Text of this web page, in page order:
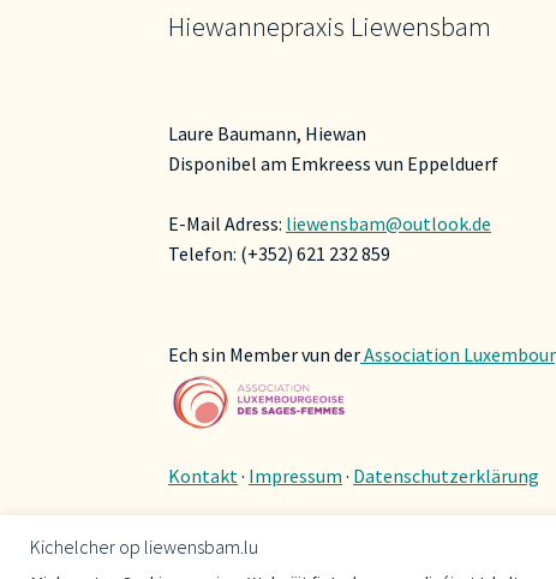
Hiewannepraxis Liewensbam
Laure Baumann, Hiewan
Disponibel am Emkreess vun Eppelduerf
E-Mail Adress: liewensbam@outlook.de
Telefon: (+352) 621 232 859
Ech sin Member vun derAssociation
Kontakt· Impressum · Datenschutzerklärung
Kichelcher op liewensbam.lu